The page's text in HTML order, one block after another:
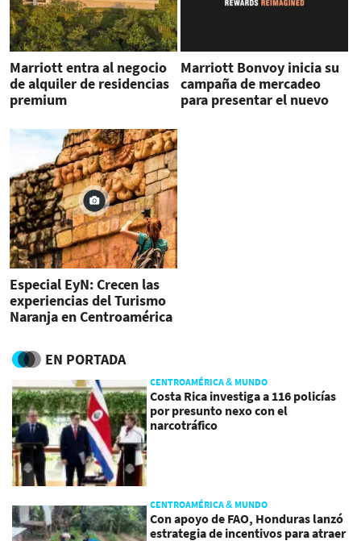
Marriott entra al negocio
de alquiler de residencias
premium
Marriott Bonvoy inicia su
campaña de mercadeo
para presentar el nuevo
Especial EyN: Crecen las
experiencias del Turismo
Naranja en Centroamérica
EN PORTADA
CENTROAMÉRICA & MUNDO
Costa Rica investiga a 116 policías
por presunto nexo con el
narcotráfico
CENTROAMÉRICA & MUNDO
Con apoyo de FAO, Honduras lanzó
estrategia de incentivos para atraer